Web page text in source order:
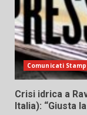
Comunicati
Crisi idrica a
Italia): “Giusta